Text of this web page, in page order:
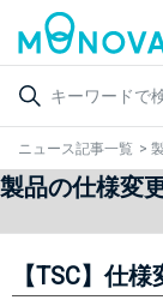
ニュース記事一覧 >
製品の仕様変
【TSC】仕